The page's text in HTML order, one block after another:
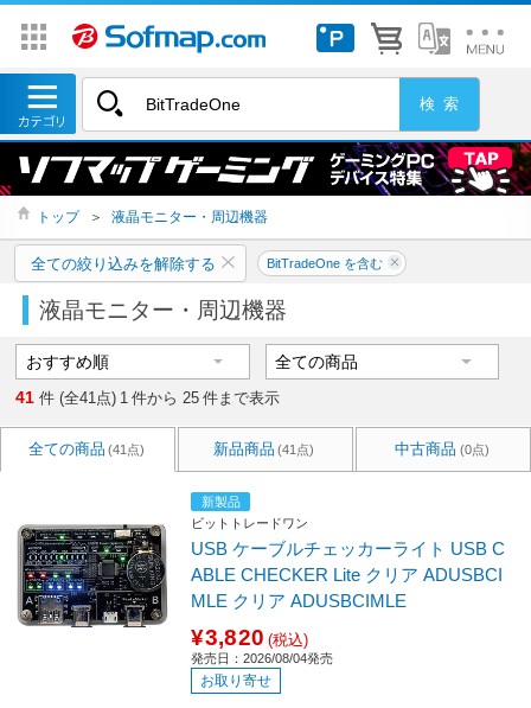
トップ ＞ 液晶モニター・周辺機器
全ての絞り込みを解除する BitTradeOne を含む
液晶モニター・周辺機器
41 件 (全41点) 1 件から 25 件まで表示
全ての商品 (41点) 新品商品 (41点) 中古商品 (0点)
新製品
ビットトレードワン
USB ケーブルチェッカーライト USB C
ABLE CHECKER Lite クリア ADUSBCI
MLE クリア ADUSBCIMLE
¥3,820 (税込)
発売日：2026/08/04発売
お取り寄せ